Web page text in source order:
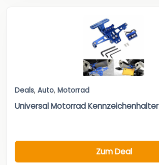
Deals, Auto, Motorrad
Universal Motorrad Kennzeichenhalter
Zum Deal